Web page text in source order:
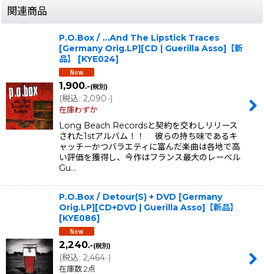
関連商品
P.O.Box / ...And The Lipstick Traces
[Germany Orig.LP][CD | Guerilla Asso]【新
品】
[KYE024]
1,900.-(税別)
(税込: 2,090.-)
在庫わずか
Long Beach Recordsと契約を交わしリリース
された1stアルバム！！ 彼らの持ち味であるキ
ャッチーかつバラエティに富んだ楽曲は各地で高
い評価を獲得し、今作はフランス最大のレーベル
Gu…
P.O.Box / Detour(S) + DVD [Germany
Orig.LP][CD+DVD | Guerilla Asso]【新品】
[KYE086]
2,240.-(税別)
(税込: 2,464.-)
在庫数 2点